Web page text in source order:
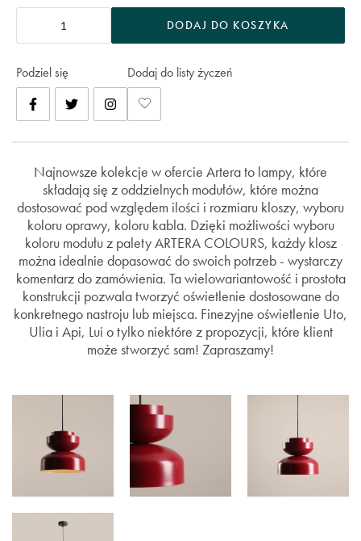
DODAJ DO KOSZYKA
Podziel się Dodaj do listy życzeń
Najnowsze kolekcje w ofercie Artera to lampy, które
składają się z oddzielnych modułów, które można
dostosować pod względem ilości i rozmiaru kloszy, wyboru
koloru oprawy, koloru kabla. Dzięki możliwości wyboru
koloru modułu z palety ARTERA COLOURS, każdy klosz
można idealnie dopasować do swoich potrzeb - wystarczy
komentarz do zamówienia. Ta wielowariantowość i prostota
konstrukcji pozwala tworzyć oświetlenie dostosowane do
konkretnego nastroju lub miejsca. Finezyjne oświetlenie Uto,
Ulia i Api, Lui o tylko niektóre z propozycji, które klient
może stworzyć sam! Zapraszamy!